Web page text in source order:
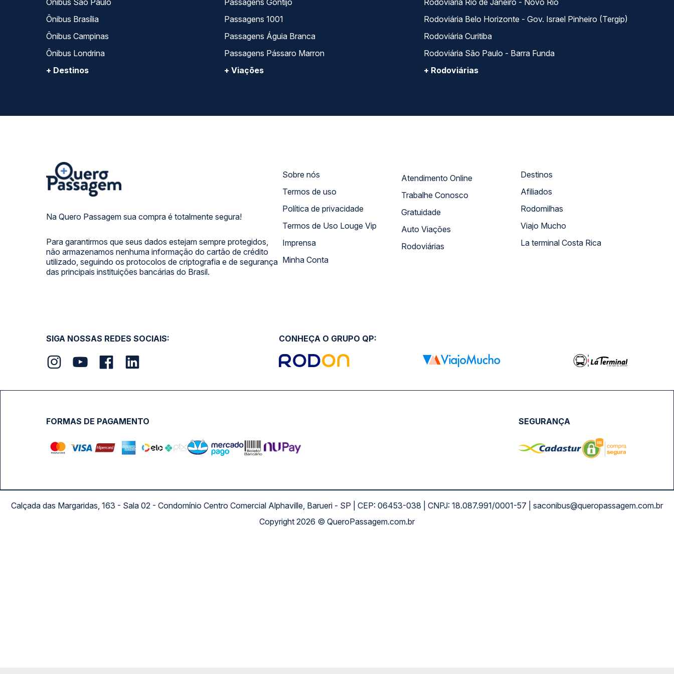
Ônibus São Paulo
Ônibus Brasília
Ônibus Campinas
Ônibus Londrina
+ Destinos
Passagens Gontijo
Passagens 1001
Passagens Águia Branca
Passagens Pássaro Marron
+ Viações
Rodoviária Rio de Janeiro - Novo Rio
Rodoviária Belo Horizonte - Gov. Israel Pinheiro (Tergip)
Rodoviária Curitiba
Rodoviária São Paulo - Barra Funda
+ Rodoviárias
Na Quero Passagem sua compra é totalmente segura!
Para garantirmos que seus dados estejam sempre protegidos,
não armazenamos nenhuma informação do cartão de crédito
utilizado, seguindo os protocolos de criptografia e de segurança
das principais instituições bancárias do Brasil.
Sobre nós
Termos de uso
Política de privacidade
Termos de Uso Louge Vip
Imprensa
Minha Conta
Atendimento Online
Trabalhe Conosco
Gratuidade
Auto Viações
Rodoviárias
Destinos
Afiliados
Rodomilhas
Viajo Mucho
La terminal Costa Rica
SIGA NOSSAS REDES SOCIAIS: CONHEÇA O GRUPO QP:
FORMAS DE PAGAMENTO SEGURANÇA
Calçada das Margaridas, 163 - Sala 02 - Condomínio Centro Comercial Alphaville, Barueri - SP | CEP: 06453-038 | CNPJ: 18.087.991/0001-57 | saconibus@queropassagem.com.br
Copyright 2026 © QueroPassagem.com.br